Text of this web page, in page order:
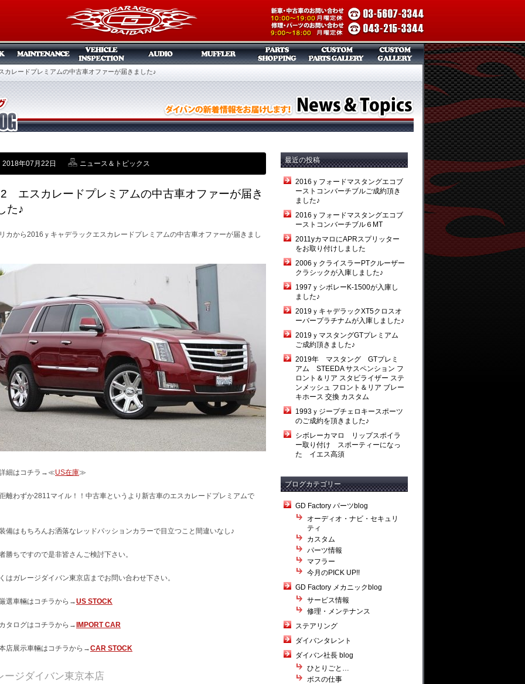
レードプレミアムの中古車オファーが届きました♪
2018年07月22日 ニュース＆トピックス
エスカレードプレミアムの中古車オファーが届き
た♪
カから2016ｙキャデラックエスカレードプレミアムの中古車オファーが届きまし
細はコチラ→≪US在庫≫
離わずか2811マイル！！中古車というより新古車のエスカレードプレミアムで
備はもちろんお洒落なレッドパッションカラーで目立つこと間違いなし♪
勝ちですので是非皆さんご検討下さい。
はガレージダイバン東京店までお問い合わせ下さい。
選車輛はコチラから→US STOCK
タログはコチラから→ IMPORT CAR
店展示車輛はコチラから→CAR STOCK
ージダイバン東京本店
最近の投稿
2016ｙフォードマスタングエコブ
ーストコンバーチブルご成約頂き
ました♪
2016ｙフォードマスタングエコブ
ーストコンバーチブル６MT
2011yカマロにAPRスプリッター
をお取り付けしました
2006ｙクライスラーPTクルーザー
クラシックが入庫しました♪
1997ｙシボレーK-1500が入庫し
ました♪
2019ｙキャデラックXT5クロスオ
ーバープラチナムが入庫しました♪
2019ｙマスタングGTプレミアム
ご成約頂きました♪
2019年 マスタング GTプレミ
アム STEEDA サスペンション フ
ロント＆リア スタビライザー ステ
ンメッシュ フロント＆リア ブレー
キホース 交換 カスタム
1993ｙジープチェロキースポーツ
のご成約を頂きました♪
シボレーカマロ リップスポイラ
ー取り付け スポーティーになっ
た イエス高須
ブログカテゴリー
GD Factory パーツblog
オーディオ・ナビ・セキュリ
ティ
カスタム
パーツ情報
マフラー
今月のPICK UP!!
GD Factory メカニックblog
サービス情報
修理・メンテナンス
ステアリング
ダイバンタレント
ダイバン社長 blog
ひとりごと…
ボスの仕事